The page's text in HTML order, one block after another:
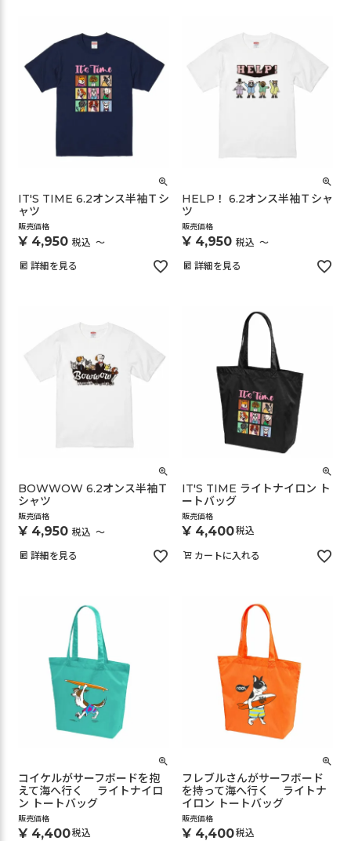
IT'S TIME 6.2オンス半袖Ｔシ
ャツ
販売価格
¥ 4,950 税込 〜
詳細を見る
HELP！ 6.2オンス半袖Ｔシャ
ツ
販売価格
¥ 4,950 税込 〜
詳細を見る
BOWWOW 6.2オンス半袖Ｔ
シャツ
販売価格
¥ 4,950 税込 〜
詳細を見る
IT'S TIME ライトナイロン ト
ートバッグ
販売価格
¥ 4,400税込
カートに入れる
コイケルがサーフボードを抱
えて海へ行く ライトナイロ
ン トートバッグ
販売価格
¥ 4,400税込
フレブルさんがサーフボード
を持って海へ行く ライトナ
イロン トートバッグ
販売価格
¥ 4,400税込